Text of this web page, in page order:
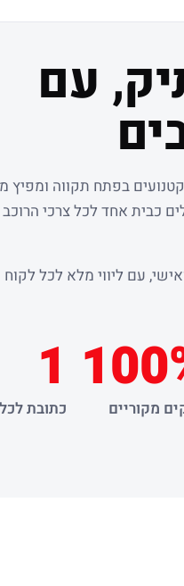
עם
בפתח תקווה ומפיץ
אנו פועלים כבית אחד לכל צרכי
עם ליווי מלא לכל
מקוריים
1
כתובת